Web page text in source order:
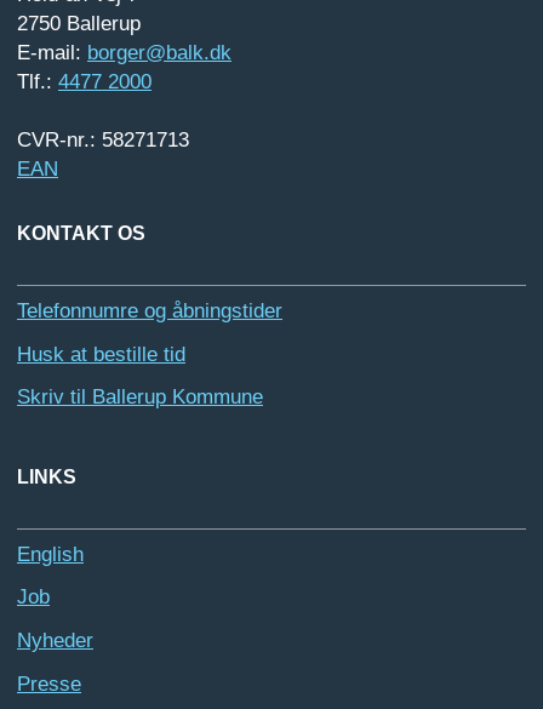
2750 Ballerup
E-mail: borger@balk.dk
Tlf.: 4477 2000
CVR-nr.: 58271713
EAN
KONTAKT OS
Telefonnumre og åbningstider
Husk at bestille tid
Skriv til Ballerup Kommune
LINKS
English
Job
Nyheder
Presse